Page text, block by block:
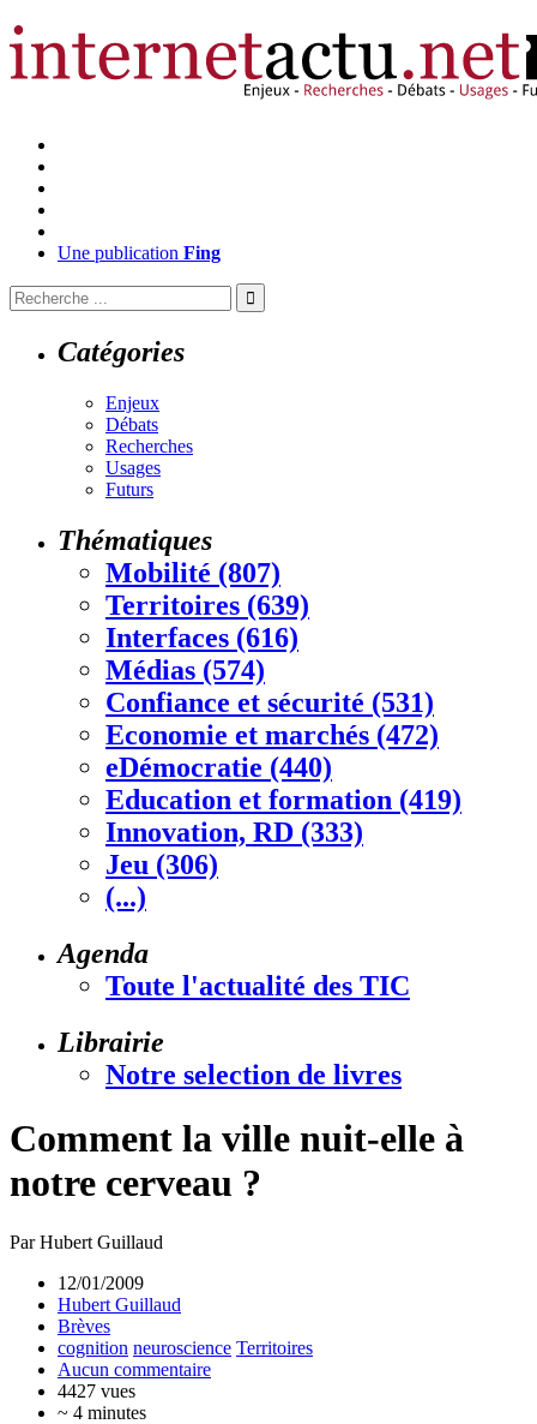
Une publication Fing
Catégories
Enjeux
Débats
Recherches
Usages
Futurs
Thématiques
Mobilité (807)
Territoires (639)
Interfaces (616)
Médias (574)
Confiance et sécurité (531)
Economie et marchés (472)
eDémocratie (440)
Education et formation (419)
Innovation, RD (333)
Jeu (306)
(...)
Agenda
Toute l'actualité des TIC
Librairie
Notre selection de livres
Comment la ville nuit-elle à
notre cerveau ?
Par Hubert Guillaud
12/01/2009
Hubert Guillaud
Brèves
cognition neuroscience Territoires
Aucun commentaire
4427 vues
~ 4 minutes